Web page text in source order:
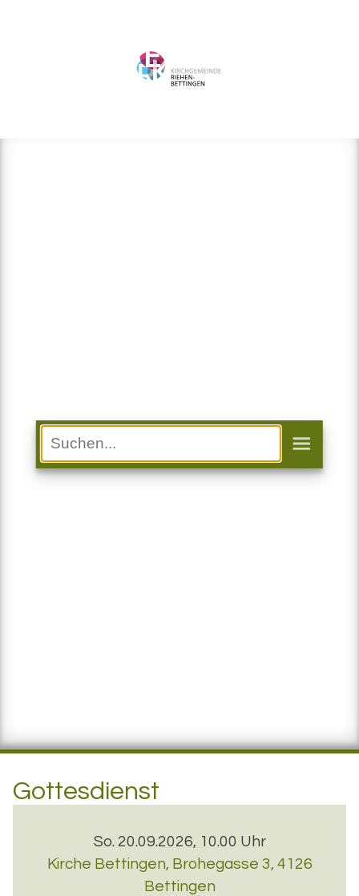
Gottesdienst
So. 20.09.2026, 10.00 Uhr
Kirche Bettingen, Brohegasse 3, 4126
Bettingen